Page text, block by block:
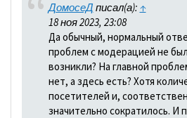
ДомосеД писал(а): ↑
18 ноя 2023, 23:08
Да обычный, нормальный
проблем с модерацией не
возникли? На главной
нет, а здесь есть? Хотя
посетителей и,
значительно сократилось. И